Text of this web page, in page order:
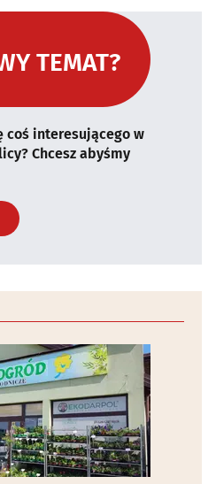
TEMAT?
coś interesującego w
Chcesz abyśmy